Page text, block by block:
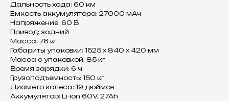
Дальность хода: 60 км
Емкость аккумулятора: 27000 мАч
Напряжение: 60 В
Привод: задний
Масса: 76 кг
Габариты упаковки: 1525 х 840 х 420 мм
Масса с упаковкой: 85 кг
Время зарядки: 6 ч
Грузоподъемность: 150 кг
Диаметр колеса: 19 дюймов
Аккумулятор: Li-ion 60V, 27Ah